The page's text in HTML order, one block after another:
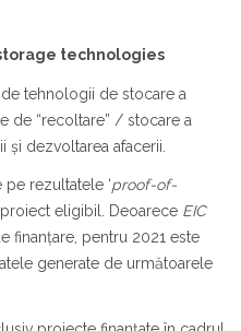
technologies
tehnologii de stocare a
de “recoltare” / stocare a
dezvoltarea afacerii.
rezultatele ‘proof-of-
eligibil. Deoarece EIC
finanțare, pentru 2021 este
generate de următoarele